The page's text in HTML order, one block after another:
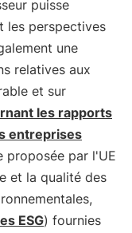
puisse
les perspectives
une
relatives aux
et sur
les rapports
entreprises
proposée par l'UE
et la qualité des
ESG) fournies